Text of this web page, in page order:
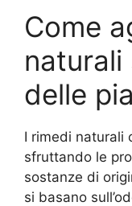
Come
naturali
delle
I rimedi naturali
sfruttando le
sostanze di
si basano